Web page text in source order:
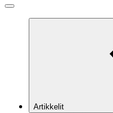
Artikkelit